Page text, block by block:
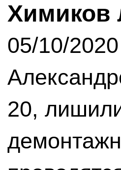
Химиков
05/10/
20,